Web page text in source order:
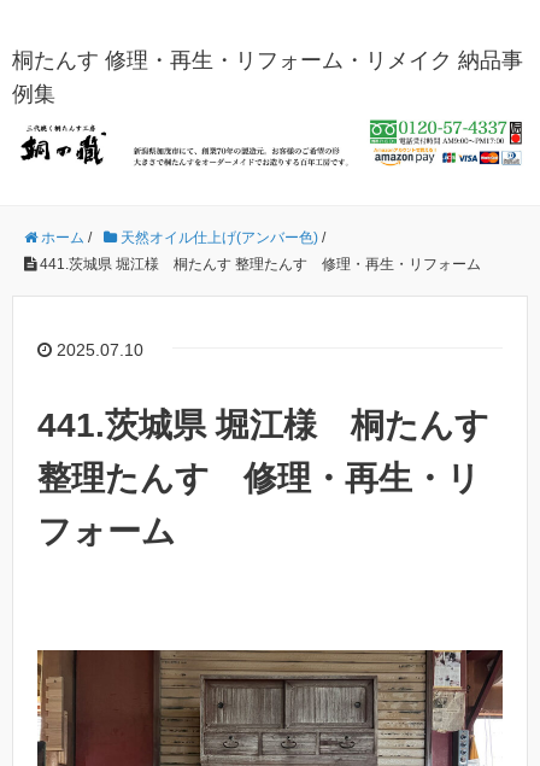
桐たんす 修理・再生・リフォーム・リメイク 納品事
例集
ホーム / 天然オイル仕上げ(アンバー色) /
441.茨城県 堀江様 桐たんす 整理たんす 修理・再生・リフォーム
2025.07.10
441.茨城県 堀江様 桐たんす
整理たんす 修理・再生・リ
フォーム